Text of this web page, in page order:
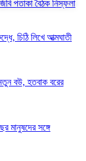
পতাকা বৈঠক নিস্ফলা
চিঠি লিখে আত্মঘাতী
বউ, হতবাক বরের
মানুষদের সঙ্গে